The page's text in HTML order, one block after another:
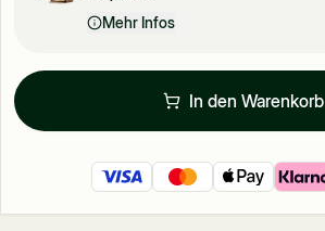
Mehr Infos
In den Warenkorb